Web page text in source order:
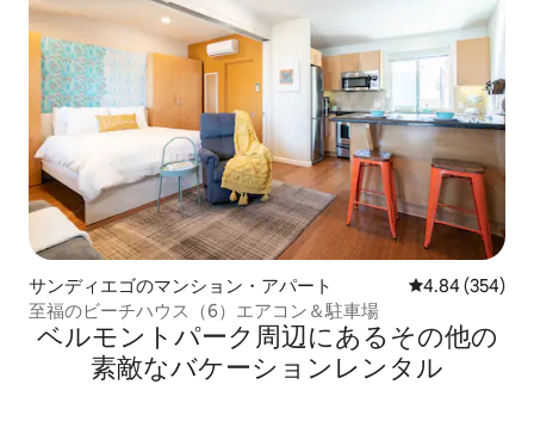
サンディエゴのマンション・アパート レビュー354
4.84 (354)
至福のビーチハウス（6）エアコン＆駐車場
ベルモントパーク⁠周⁠辺⁠に⁠あ⁠るそ⁠の⁠他⁠の
素⁠敵⁠なバ⁠ケ⁠ー⁠シ⁠ョ⁠ン⁠レ⁠ン⁠タ⁠ル